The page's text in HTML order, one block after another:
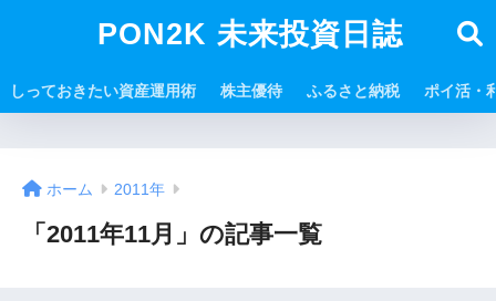
PON2K 未来投資日誌
しっておきたい資産運用術 株主優待 ふるさと納税 ポイ活・
ホーム 2011年
「2011年11月」の記事一覧